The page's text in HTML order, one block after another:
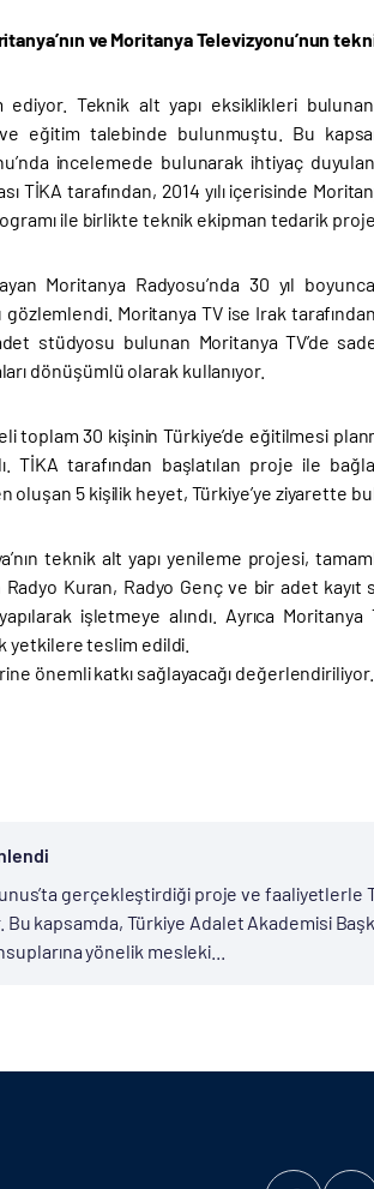
ve Moritanya Televizyonu’nun
Teknik alt yapı eksiklikleri
eğitim talebinde bulunmuştu. Bu
incelemede bulunarak ihtiyaç
tarafından, 2014 yılı içerisinde
ile birlikte teknik ekipman tedarik
Moritanya Radyosu’nda 30 yıl
Moritanya TV ise Irak tarafından
stüdyosu bulunan Moritanya TV’de
dönüşümlü olarak kullanıyor.
toplam 30 kişinin Türkiye’de eğitilmesi
tarafından başlatılan proje ile
5 kişilik heyet, Türkiye’ye ziyarette
teknik alt yapı yenileme projesi,
Kuran, Radyo Genç ve bir adet kayıt
işletmeye alındı. Ayrıca
yetkilere teslim edildi.
önemli katkı sağlayacağı değerlendiriliyor.
gerçekleştirdiği proje ve faaliyetlerle
kapsamda, Türkiye Adalet Akademisi
yönelik mesleki...